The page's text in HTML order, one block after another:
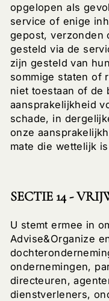
opgelopen als
service of enige
gepost, verzonden
gesteld via de
zijn gesteld van
sommige staten of
niet toestaan of de
aansprakelijkheid
schade, in
onze
mate die wettelijk
SECTIE 14 -
U stemt ermee in
Advise&Organize
ondernemingen,
directeuren,
dienstverleners,